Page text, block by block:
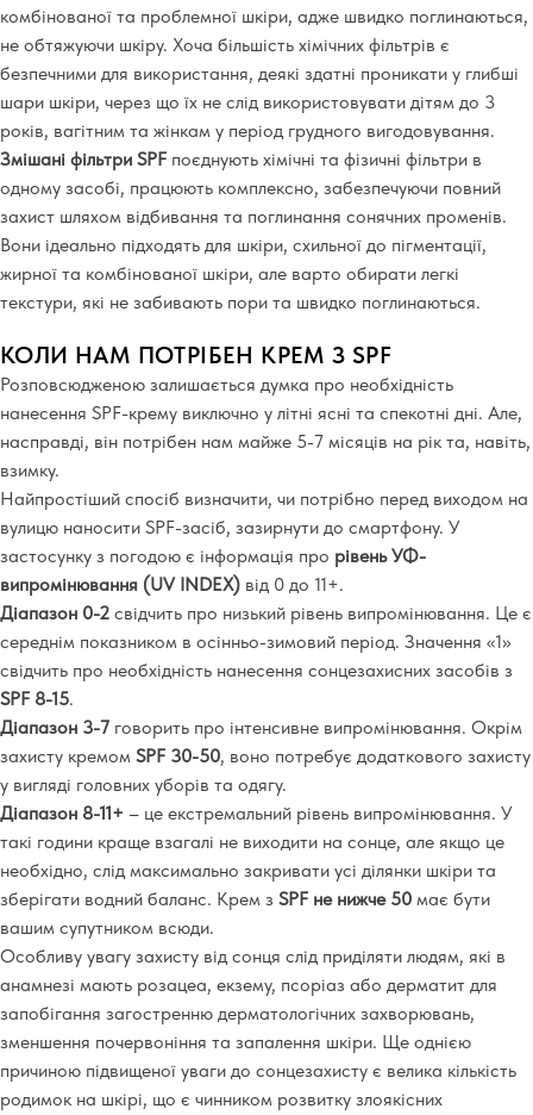
комбінованої та проблемної шкіри, адже швидко поглинаються,
не обтяжуючи шкіру. Хоча більшість хімічних фільтрів є
безпечними для використання, деякі здатні проникати у глибші
шари шкіри, через що їх не слід використовувати дітям до 3
років, вагітним та жінкам у період грудного вигодовування.
Змішані фільтри SPF поєднують хімічні та фізичні фільтри в
одному засобі, працюють комплексно, забезпечуючи повний
захист шляхом відбивання та поглинання сонячних променів.
Вони ідеально підходять для шкіри, схильної до пігментації,
жирної та комбінованої шкіри, але варто обирати легкі
текстури, які не забивають пори та швидко поглинаються.
КОЛИ НАМ ПОТРІБЕН КРЕМ З SPF
Розповсюдженою залишається думка про необхідність
нанесення SPF-крему виключно у літні ясні та спекотні дні. Але,
насправді, він потрібен нам майже 5-7 місяців на рік та, навіть,
взимку.
Найпростіший спосіб визначити, чи потрібно перед виходом на
вулицю наносити SPF-засіб, зазирнути до смартфону. У
застосунку з погодою є інформація про рівень УФ-
випромінювання (UV INDEX) від 0 до 11+.
Діапазон 0-2 свідчить про низький рівень випромінювання. Це є
середнім показником в осінньо-зимовий період. Значення «1»
свідчить про необхідність нанесення сонцезахисних засобів з
SPF 8-15.
Діапазон 3-7 говорить про інтенсивне випромінювання. Окрім
захисту кремом SPF 30-50, воно потребує додаткового захисту
у вигляді головних уборів та одягу.
Діапазон 8-11+ – це екстремальний рівень випромінювання. У
такі години краще взагалі не виходити на сонце, але якщо це
необхідно, слід максимально закривати усі ділянки шкіри та
зберігати водний баланс. Крем з SPF не нижче 50 має бути
вашим супутником всюди.
Особливу увагу захисту від сонця слід приділяти людям, які в
анамнезі мають розацеа, екзему, псоріаз або дерматит для
запобігання загостренню дерматологічних захворювань,
зменшення почервоніння та запалення шкіри. Ще однією
причиною підвищеної уваги до сонцезахисту є велика кількість
родимок на шкірі, що є чинником розвитку злоякісних